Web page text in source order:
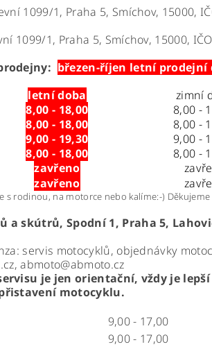
1099/1, Praha 5, Smíchov, 15000,
1099/1, Praha 5, Smíchov, 15000,
březen-říjen letní prodejní
letní doba
zimní
8,00 - 18,00
8,00 -
8,00 - 18,00
8,00 -
9,00 - 19,30
9,00 -
8,00 - 18,00
8,00 -
zavřeno
zavřeno
s rodinou, na motorce nebo kalíme:-)
a skútrů,Spodní 1, Praha 5,
servis motocyklů, objednávky
abmoto@abmoto.cz
je jen orientační, vždy je
motocyklu.
9,00 - 17,00
9,00 - 17,00